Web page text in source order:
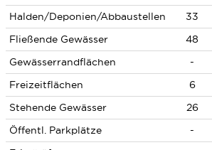
Halden/Deponien/Abbaustellen
33
Fließende Gewässer
48
Gewässerrandflächen
-
Freizeitflächen
6
Stehende Gewässer
26
Öffentl. Parkplätze
-